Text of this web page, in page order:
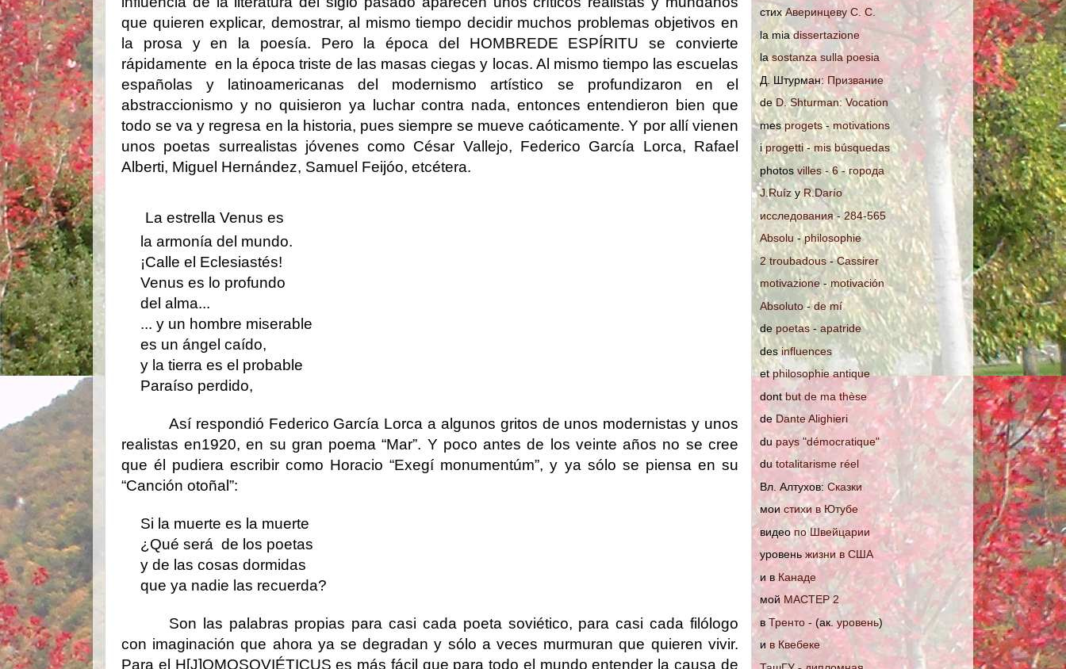
que quieren explicar, demostrar, al mismo tiempo decidir muchos problemas objetivos en
la prosa y en la poesía. Pero la época del HOMBREDE ESPÍRITU se convierte
rápidamente en la época triste de las masas ciegas y locas. Al mismo tiempo las escuelas
españolas y latinoamericanas del modernismo artístico se profundizaron en el
abstraccionismo y no quisieron ya luchar contra nada, entonces entendieron bien que
todo se va y regresa en la historia, pues siempre se mueve caóticamente. Y por allí vienen
unos poetas surrealistas jóvenes como César Vallejo, Federico García Lorca, Rafael
Alberti, Miguel Hernández, Samuel Feijóo, etcétera.
La estrella Venus es
la armonía del mundo.
¡Calle el Eclesiastés!
Venus es lo profundo
del alma...
... y un hombre miserable
es un ángel caído,
y la tierra es el probable
Paraíso perdido,
Así respondió Federico García Lorca a algunos gritos de unos modernistas y unos
realistas en1920, en su gran poema “Mar”. Y poco antes de los veinte años no se cree
que él pudiera escribir como Horacio “Exegí monumentúm”, y ya sólo se piensa en su
“Canción otoñal”:
Si la muerte es la muerte
¿Qué será de los poetas
y de las cosas dormidas
que ya nadie las recuerda?
Son las palabras propias para casi cada poeta soviético, para casi cada filólogo
con imaginación que ahora ya se degradan y sólo a veces murmuran que quieren vivir.
Para el H[J]OMOSOVIÉTICUS es más fácil que para todo el mundo entender la causa de
стихАверинцеву С. С.
la miadissertazione
lasostanza sulla poesia
Д. Штурман:Призвание
deD. Shturman: Vocation
mesprogets- motivations
iprogetti- mis búsquedas
photos villes - 6 - города
J.Ruízy R.Darío
исследования-284-565
Absolu -philosophie
2 troubadous-Cassirer
motivazione-motivación
Absoluto-de mí
de poetas- apatride
des influences
etphilosophie antique
dontbut de ma thèse
de Dante Alighieri
du pays "démocratique"
du totalitarisme réel
Вл. Алтухов: Сказки
мои стихи в Ютубе
видео по Швейцарии
уровень жизни в США
и в Канаде
мoй МАСТЕР 2
в Тренто - (ак. уровень)
и в Квебеке